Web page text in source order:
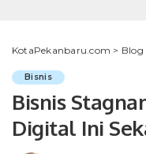
KotaPekanbaru.com > Blog
Bisnis
Bisnis
Digital Ini